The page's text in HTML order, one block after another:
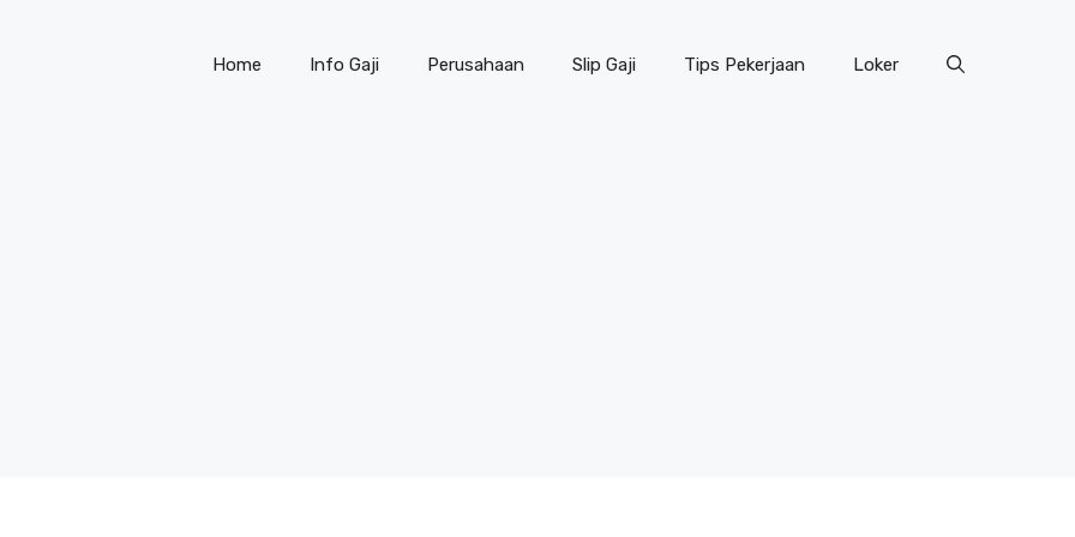
Home Info Gaji Perusahaan Slip Gaji Tips Pekerjaan Loker